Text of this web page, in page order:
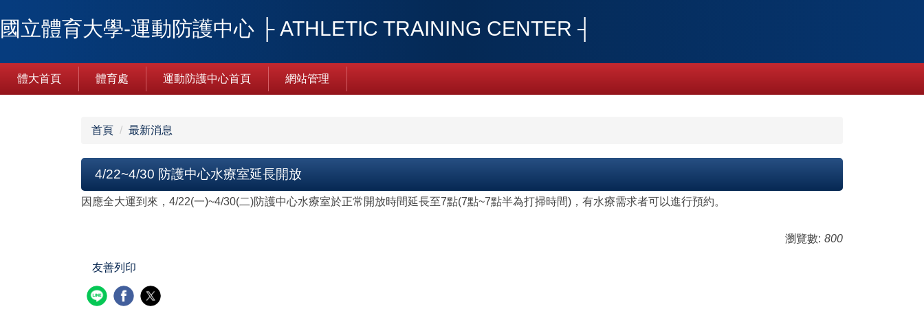
到
容
國立體育大學-運動防護中心 ├ ATHLETIC TRAINING CENTER ┤
體大首頁 體育處 運動防護中心首頁 網站管理
首頁 最新消息
4/22~4/30 防護中心水療室延長開放
因應全大運到來，4/22(一)~4/30(二)防護中心水療室於正常開放時間延長至7點(7點~7點半為打掃時間)，有水療需求者可以進行預約。
瀏覽數: 800
友善列印